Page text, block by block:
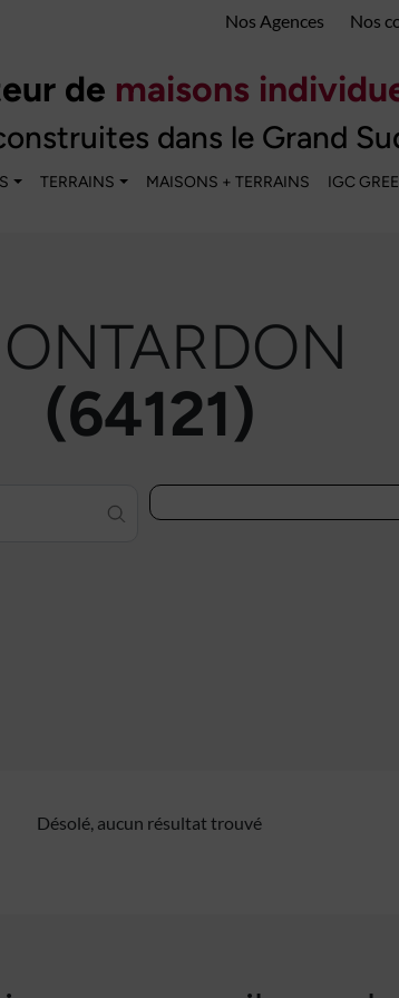
Nos Agences Nos
de maisons
dans le Grand
TERRAINS MAISONS + TERRAINS IGC
(64121)
Désolé, aucun résultat trouvé